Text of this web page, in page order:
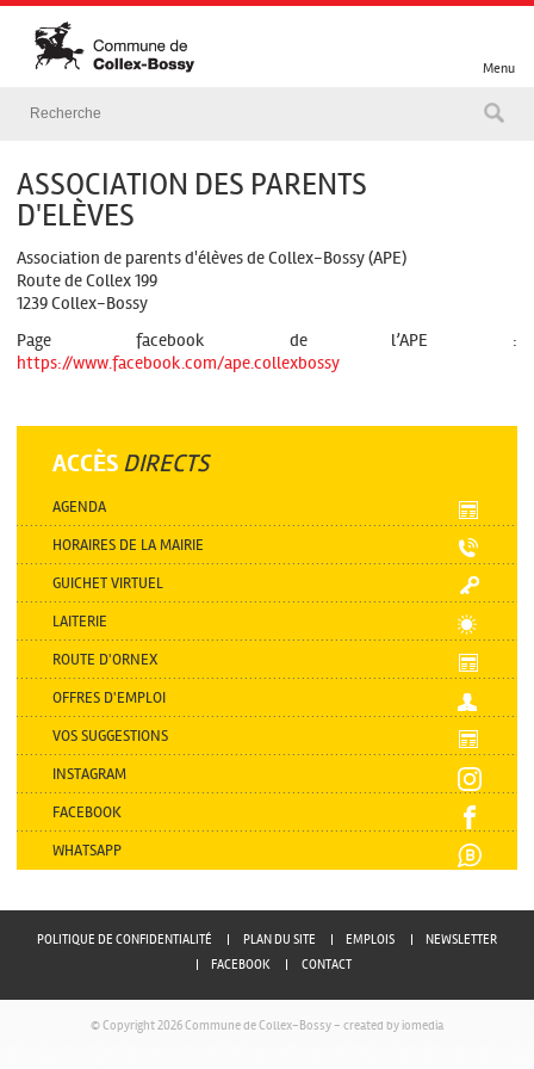
Menu
ASSOCIATION DES PARENTS
D'ELÈVES
Association de parents d'élèves de Collex-Bossy (APE)
Route de Collex 199
1239 Collex-Bossy
Page facebook de l’APE :
https://www.facebook.com/ape.collexbossy
ACCÈS DIRECTS
AGENDA
HORAIRES DE LA MAIRIE
GUICHET VIRTUEL
LAITERIE
ROUTE D'ORNEX
OFFRES D'EMPLOI
VOS SUGGESTIONS
INSTAGRAM
FACEBOOK
WHATSAPP
POLITIQUE DE CONFIDENTIALITÉ PLAN DU SITE EMPLOIS
NEWSLETTER
FACEBOOK
CONTACT
© Copyright 2026 Commune de Collex-Bossy - created by iomedia